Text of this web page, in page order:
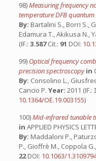
98)Measuring frequency
temperature DFB
By: Bartalini S., Borri S.,
Edamura T., Akikusa N.,
(IF.: 3.587Cit.: 91 DOI:
99) Optical frequency
precision spectroscopyin
By: Consolino L.,
Cancio P. Year: 2011 (IF.:
10.1364/OE.19.003155)
100)Mid-infrared tunable
in APPLIED PHYSICS
By: Maddaloni P.,
P., Gioffrè M., Coppola
22DOI: 10.1063/